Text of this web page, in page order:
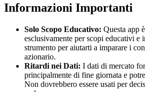
Informazioni Importanti
Solo Scopo Educativo: Questa app
esclusivamente per scopi educativi e
strumento per aiutarti a imparare i
azionario.
Ritardi nei Dati: I dati di mercato
principalmente di fine giornata e
Non dovrebbero essere usati per